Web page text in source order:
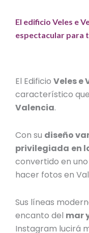
El edificio Veles e
espectacular para
El EdificioVeles e
característico
Valencia.
Con su diseño
privilegiada en
convertido en
hacer fotos en
Sus líneas
encanto del mar
Instagram lucirá